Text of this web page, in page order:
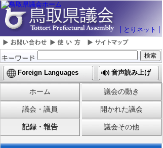
とりネット
Foreign Languages 音声読み上げ
ホーム 議会の動き
議会・議員 開かれた議会
記録・報告 議会その他